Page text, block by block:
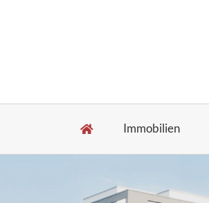
Immobilien